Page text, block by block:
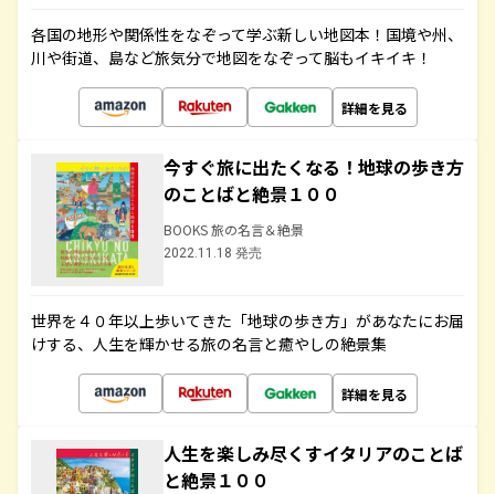
各国の地形や関係性をなぞって学ぶ新しい地図本！国境や州、
川や街道、島など旅気分で地図をなぞって脳もイキイキ！
詳細を見る
今すぐ旅に出たくなる！地球の歩き方
のことばと絶景１００
BOOKS 旅の名言＆絶景
2022.11.18 発売
世界を４０年以上歩いてきた「地球の歩き方」があなたにお届
けする、人生を輝かせる旅の名言と癒やしの絶景集
詳細を見る
人生を楽しみ尽くすイタリアのことば
と絶景１００